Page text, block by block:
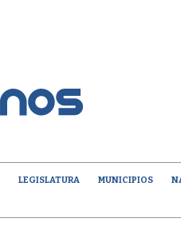
LEGISLATURA MUNICIPIOS